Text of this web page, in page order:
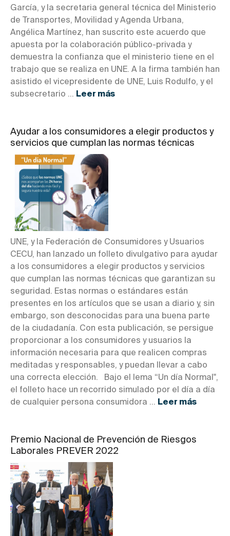
García, y la secretaria general técnica del Ministerio
de Transportes, Movilidad y Agenda Urbana,
Angélica Martínez, han suscrito este acuerdo que
apuesta por la colaboración público-privada y
demuestra la confianza que el ministerio tiene en el
trabajo que se realiza en UNE. A la firma también han
asistido el vicepresidente de UNE, Luis Rodulfo, y el
subsecretario ... Leer más
Ayudar a los consumidores a elegir productos y
servicios que cumplan las normas técnicas
UNE, y la Federación de Consumidores y Usuarios
CECU, han lanzado un folleto divulgativo para ayudar
a los consumidores a elegir productos y servicios
que cumplan las normas técnicas que garantizan su
seguridad. Estas normas o estándares están
presentes en los artículos que se usan a diario y, sin
embargo, son desconocidas para una buena parte
de la ciudadanía. Con esta publicación, se persigue
proporcionar a los consumidores y usuarios la
información necesaria para que realicen compras
meditadas y responsables, y puedan llevar a cabo
una correcta elección. Bajo el lema “Un día Normal",
el folleto hace un recorrido simulado por el día a día
de cualquier persona consumidora ... Leer más
Premio Nacional de Prevención de Riesgos
Laborales PREVER 2022